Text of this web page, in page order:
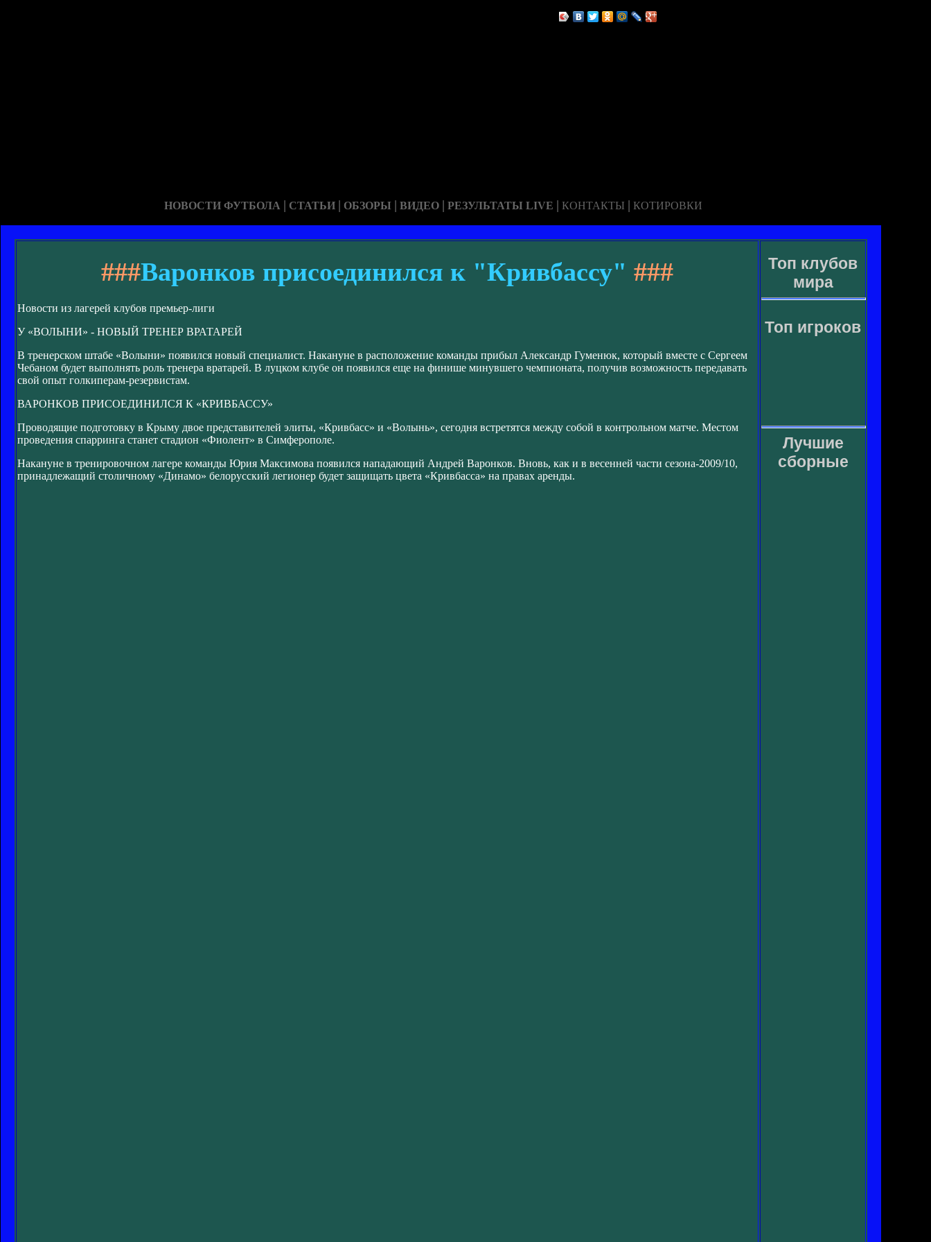
НОВОСТИ ФУТБОЛА | СТАТЬИ | ОБЗОРЫ | ВИДЕО | РЕЗУЛЬТАТЫ LIVE | КОНТАКТЫ | КОТИРОВКИ
###Варонков присоединился к "Кривбассу" ###
Новости из лагерей клубов премьер-лиги
У «ВОЛЫНИ» - НОВЫЙ ТРЕНЕР ВРАТАРЕЙ
В тренерском штабе «Волыни» появился новый специалист. Накануне в расположение команды прибыл Александр Гуменюк, который вместе с Сергеем
Чебаном будет выполнять роль тренера вратарей. В луцком клубе он появился еще на финише минувшего чемпионата, получив возможность передавать
свой опыт голкиперам-резервистам.
ВАРОНКОВ ПРИСОЕДИНИЛСЯ К «КРИВБАССУ»
Проводящие подготовку в Крыму двое представителей элиты, «Кривбасс» и «Волынь», сегодня встретятся между собой в контрольном матче. Местом
проведения спарринга станет стадион «Фиолент» в Симферополе.
Накануне в тренировочном лагере команды Юрия Максимова появился нападающий Андрей Варонков. Вновь, как и в весенней части сезона-2009/10,
принадлежащий столичному «Динамо» белорусский легионер будет защищать цвета «Кривбасса» на правах аренды.
Топ клубов
мира
Топ игроков
Лучшие
сборные